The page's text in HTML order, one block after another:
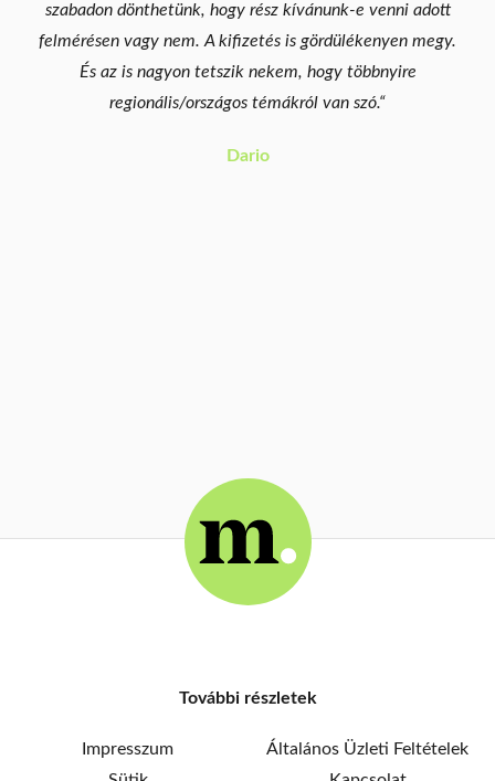
szabadon dönthetünk, hogy rész kívánunk-e venni adott
felmérésen vagy nem. A kifizetés is gördülékenyen megy.
És az is nagyon tetszik nekem, hogy többnyire
regionális/országos témákról van szó.“
Dario
További részletek
Impresszum
Általános Üzleti Feltételek